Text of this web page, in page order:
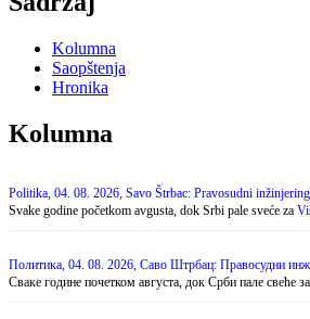
Kolumna
Saopštenja
Hronika
Kolumna
Politika, 04. 08. 2026, Savo Štrbac: Pravosudni
Svake godine početkom avgusta, dok Srbi pale sveće za
Политика, 04. 08. 2026, Саво Штрбац: Правосудни
Сваке године почетком августа, док Срби пале свеће за